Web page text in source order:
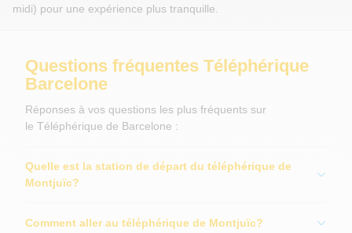
midi) pour une expérience plus tranquille.
Questions fréquentes Téléphérique
Barcelone
Réponses à vos questions les plus fréquents sur
le Téléphérique de Barcelone :
Quelle est la station de départ du téléphérique de
Montjuïc?
Comment aller au téléphérique de Montjuïc?